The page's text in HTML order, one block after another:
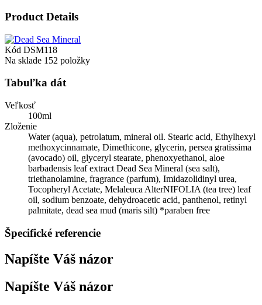
Product Details
Kód DSM118
Na sklade 152 položky
Tabuľka dát
Veľkosť
100ml
Zloženie
Water (aqua), petrolatum, mineral oil. Stearic acid, Ethylhexyl
methoxycinnamate, Dimethicone, glycerin, persea gratissima
(avocado) oil, glyceryl stearate, phenoxyethanol, aloe
barbadensis leaf extract Dead Sea Mineral (sea salt),
triethanolamine, fragrance (parfum), Imidazolidinyl urea,
Tocopheryl Acetate, Melaleuca AlterNIFOLIA (tea tree) leaf
oil, sodium benzoate, dehydroacetic acid, panthenol, retinyl
palmitate, dead sea mud (maris silt) *paraben free
Špecifické referencie
Napíšte Váš názor
Napíšte Váš názor